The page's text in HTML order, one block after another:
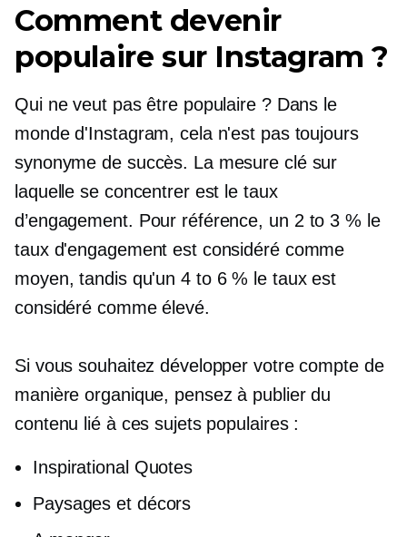
Comment devenir
populaire sur Instagram ?
Qui ne veut pas être populaire ? Dans le
monde d'Instagram, cela n'est pas toujours
synonyme de succès. La mesure clé sur
laquelle se concentrer est le taux
d’engagement. Pour référence, un 2 to 3 % le
taux d'engagement est considéré comme
moyen, tandis qu'un 4 to 6 % le taux est
considéré comme élevé.
Si vous souhaitez développer votre compte de
manière organique, pensez à publier du
contenu lié à ces sujets populaires :
Inspirational Quotes
Paysages et décors